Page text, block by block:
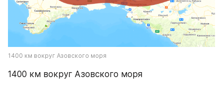
1400 км вокруг Азовского моря
1400 км вокруг Азовского моря